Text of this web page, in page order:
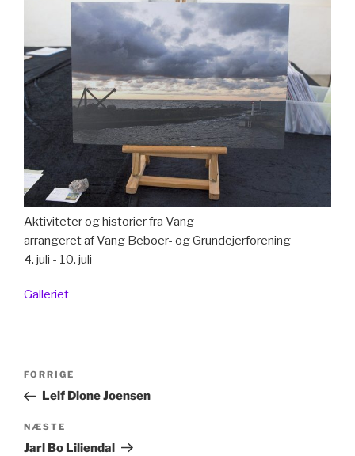
Aktiviteter og historier fra Vang
arrangeret af Vang Beboer- og Grundejerforening
4. juli - 10. juli
Galleriet
Indlægsnavigation
Forrige
indlæg
FORRIGE
Leif Dione Joensen
Næste
indlæg
NÆSTE
Jarl Bo Liliendal